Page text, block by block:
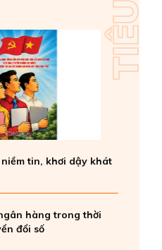
niềm tin, khơi dậy khát
hàng trong thời
đổi số